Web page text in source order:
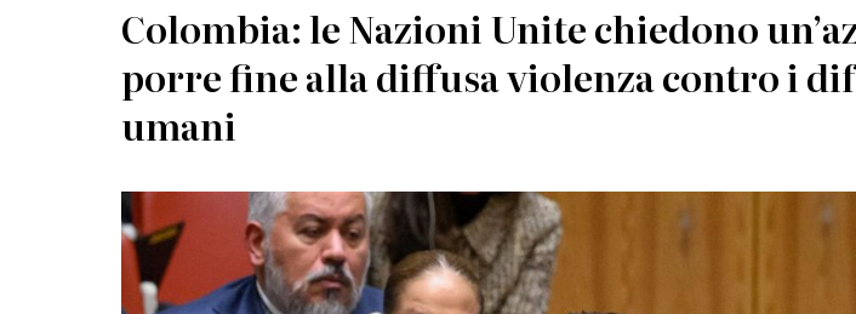
Colombia: le Nazioni Unite chiedono
porre fine alla diffusa violenza contro i
umani